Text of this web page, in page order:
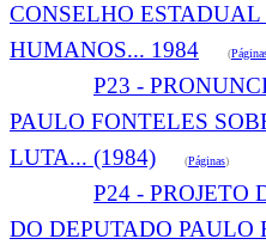
CONSELHO
HUMANOS... 1984 (
P23 -
PAULO FONTELES
LUTA... (1984) (Páginas)
P24 - PROJETO
DO DEPUTADO PAULO